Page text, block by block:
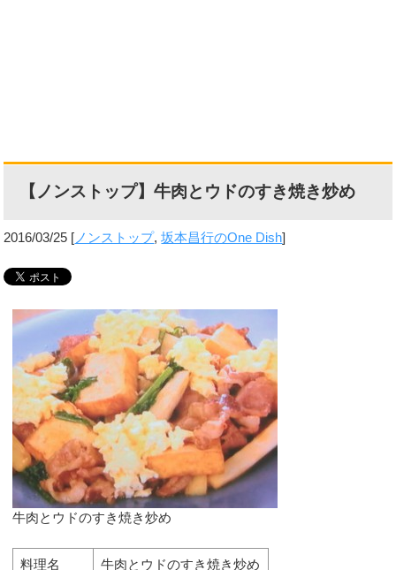
【ノンストップ】牛肉とウドのすき焼き炒め
2016/03/25 [ ノンストップ,坂本昌行のOne Dish]
牛肉とウドのすき焼き炒め
料理名 牛肉とウドのすき焼き炒め